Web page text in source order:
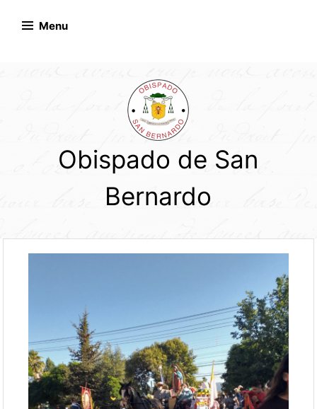
Menu
Obispado de San
Bernardo